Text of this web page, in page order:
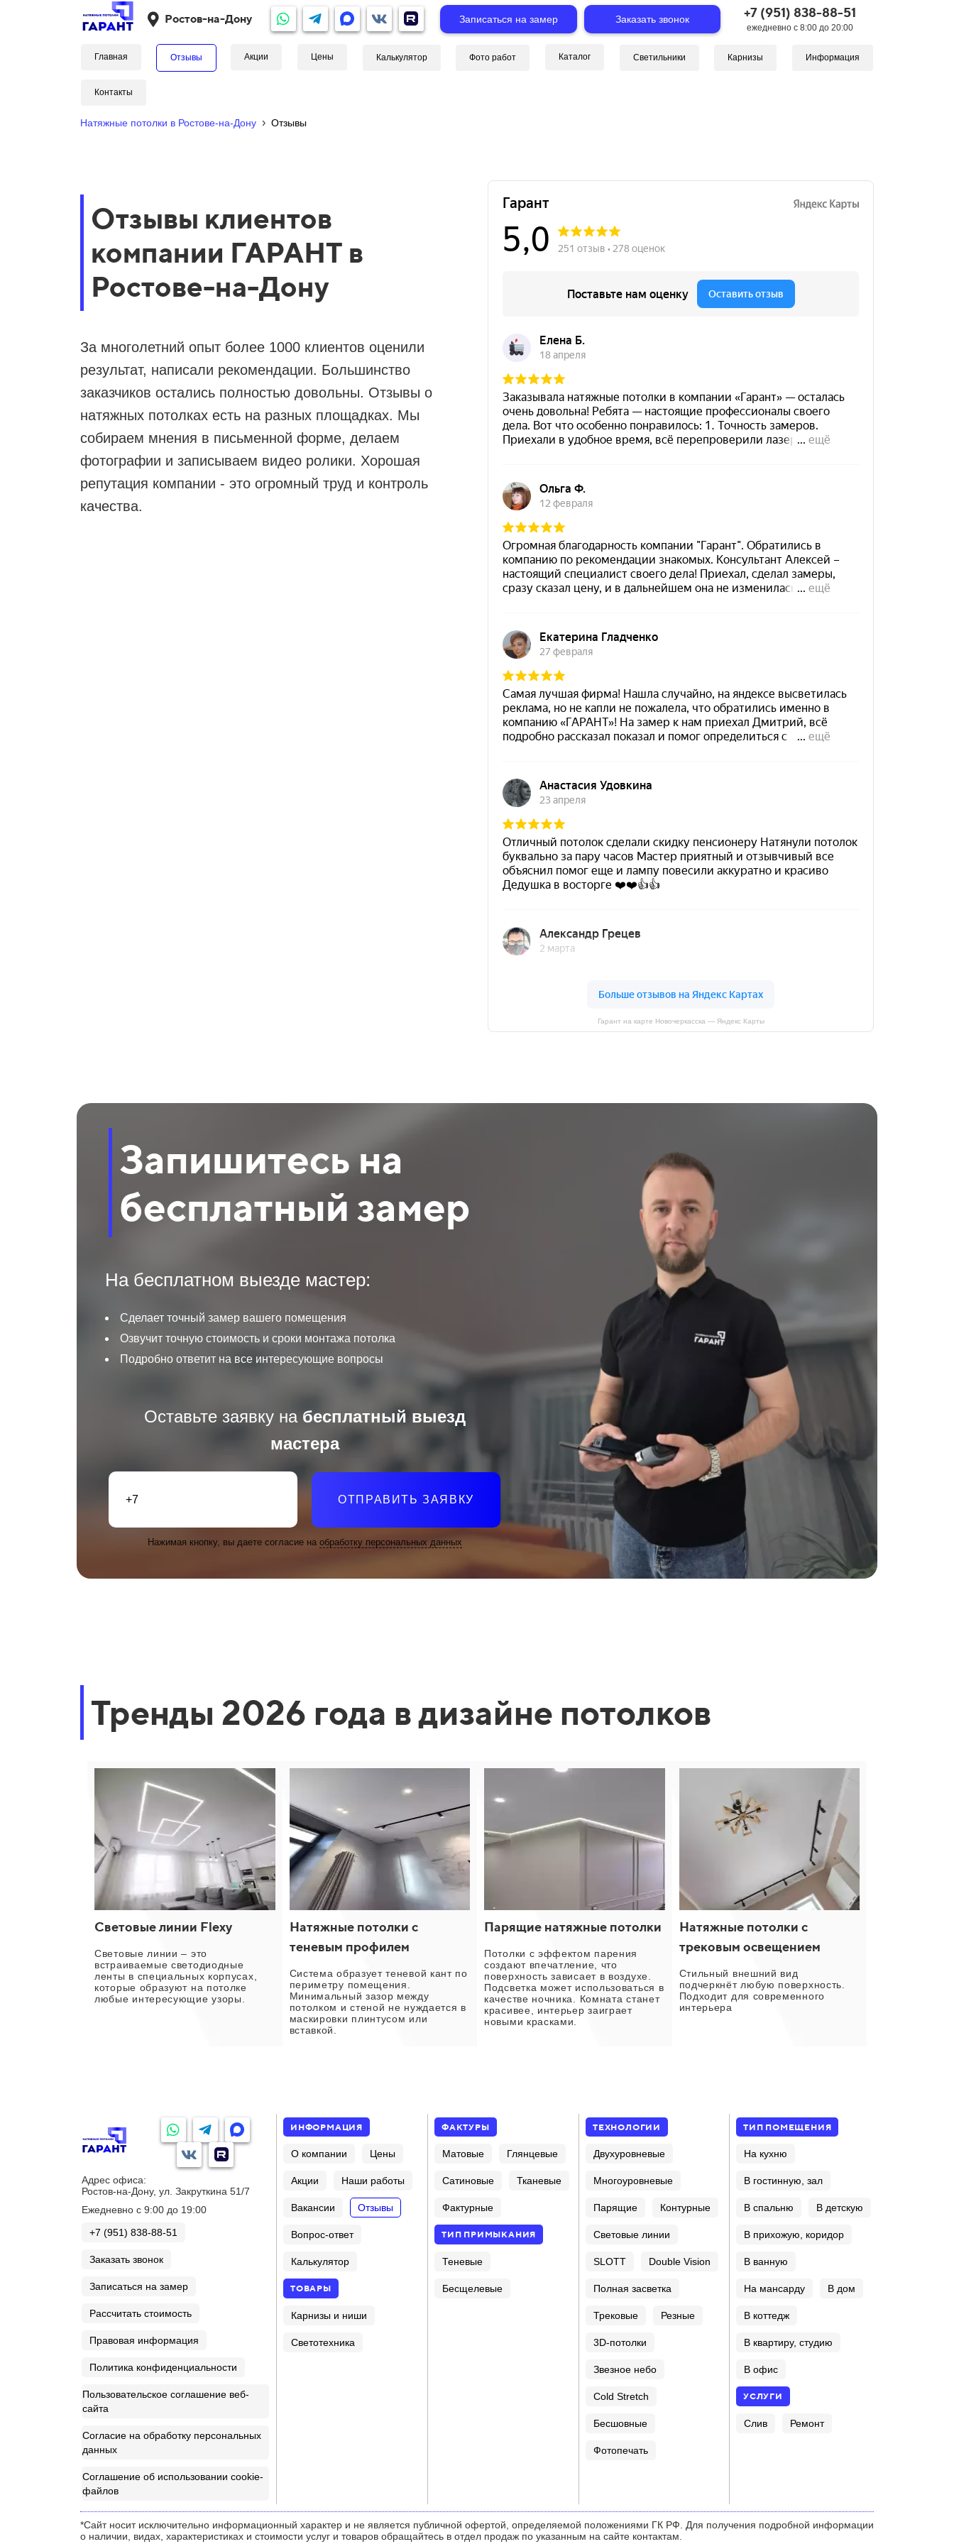
Ростов-на-Дону Записаться на замер Заказать звонок +7 (951) 838-88-51
ежедневно с 8:00 до 20:00
Главная Отзывы Акции Цены Калькулятор Фото работ Каталог Светильники Карнизы Информация
Контакты
Натяжные потолки в Ростове-на-Дону › Отзывы
Отзывы клиентов
компании ГАРАНТ в
Ростове-на-Дону
За многолетний опыт более 1000 клиентов оценили
результат, написали рекомендации. Большинство
заказчиков остались полностью довольны. Отзывы о
натяжных потолках есть на разных площадках. Мы
собираем мнения в письменной форме, делаем
фотографии и записываем видео ролики. Хорошая
репутация компании - это огромный труд и контроль
качества.
Гарант на карте Новочеркасска — Яндекс Карты
Запишитесь на
бесплатный замер
На бесплатном выезде мастер:
Сделает точный замер вашего помещения
Озвучит точную стоимость и сроки монтажа потолка
Подробно ответит на все интересующие вопросы
Оставьте заявку на бесплатный выезд
мастера
ОТПРАВИТЬ ЗАЯВКУ
Нажимая кнопку, вы даете согласие на обработку персональных данных
Тренды 2026 года в дизайне потолков
Световые линии Flexy
Световые линии – это
встраиваемые светодиодные
ленты в специальных корпусах,
которые образуют на потолке
любые интересующие узоры.
Натяжные потолки с
теневым профилем
Система образует теневой кант по
периметру помещения.
Минимальный зазор между
потолком и стеной не нуждается в
маскировки плинтусом или
вставкой.
Парящие натяжные потолки
Потолки с эффектом парения
создают впечатление, что
поверхность зависает в воздухе.
Подсветка может использоваться в
качестве ночника. Комната станет
красивее, интерьер заиграет
новыми красками.
Натяжные потолки с
трековым освещением
Стильный внешний вид
подчеркнёт любую поверхность.
Подходит для современного
интерьера
Адрес офиса:
Ростов-на-Дону, ул. Закруткина 51/7
Ежедневно с 9:00 до 19:00
+7 (951) 838-88-51
Заказать звонок
Записаться на замер
Рассчитать стоимость
Правовая информация
Политика конфиденциальности
Пользовательское соглашение веб-
сайта
Согласие на обработку персональных
данных
Соглашение об использовании cookie-
файлов
ИНФОРМАЦИЯ
О компании Цены
Акции Наши работы
Вакансии Отзывы
Вопрос-ответ
Калькулятор
ТОВАРЫ
Карнизы и ниши
Светотехника
ФАКТУРЫ
Матовые Глянцевые
Сатиновые Тканевые
Фактурные
ТИП ПРИМЫКАНИЯ
Теневые
Бесщелевые
ТЕХНОЛОГИИ
Двухуровневые
Многоуровневые
Парящие Контурные
Световые линии
SLOTT Double Vision
Полная засветка
Трековые Резные
3D-потолки
Звезное небо
Cold Stretch
Бесшовные
Фотопечать
ТИП ПОМЕЩЕНИЯ
На кухню
В гостинную, зал
В спальню В детскую
В прихожую, коридор
В ванную
На мансарду В дом
В коттедж
В квартиру, студию
В офис
УСЛУГИ
Слив Ремонт
*Сайт носит исключительно информационный характер и не является публичной офертой, определяемой положениями ГК РФ. Для получения подробной информации
о наличии, видах, характеристиках и стоимости услуг и товаров обращайтесь в отдел продаж по указанным на сайте контактам.